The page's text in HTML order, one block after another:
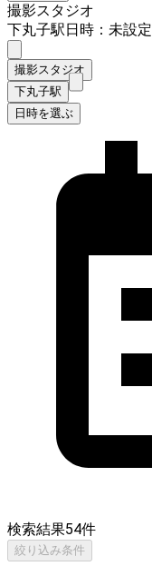
撮影スタジオ
下丸子駅日時：未設定
撮影スタジオ
下丸子駅
日時を選ぶ
検索結果54件
絞り込み条件